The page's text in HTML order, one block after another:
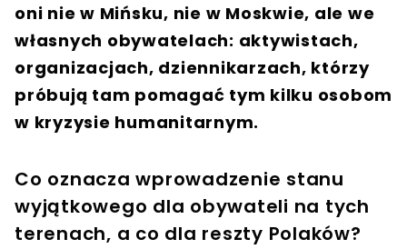
oni nie w Mińsku, nie w Moskwie, ale we
własnych obywatelach: aktywistach,
organizacjach, dziennikarzach, którzy
próbują tam pomagać tym kilku osobom
w kryzysie humanitarnym.
Co oznacza wprowadzenie stanu
wyjątkowego dla obywateli na tych
terenach, a co dla reszty Polaków?